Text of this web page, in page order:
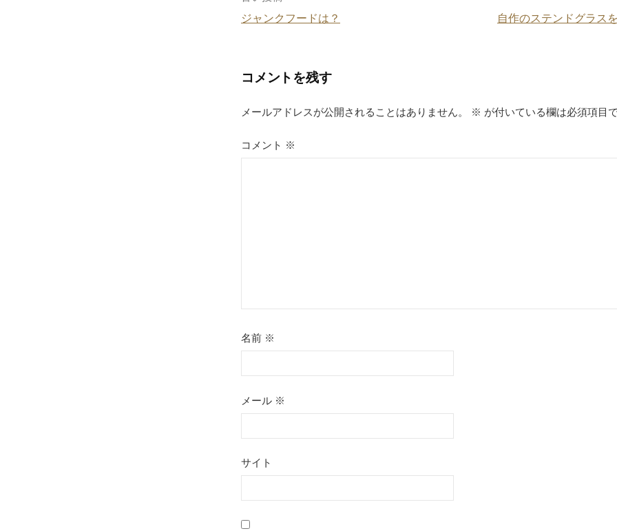
k
稿
ビ
ゲ
ー
ジャンクフードは？
自作のステンドグラス
コメントを残す
メールアドレスが公開されることはありません。 ※ が付いている欄は必須項目
コメント ※
名前 ※
メール ※
サイト